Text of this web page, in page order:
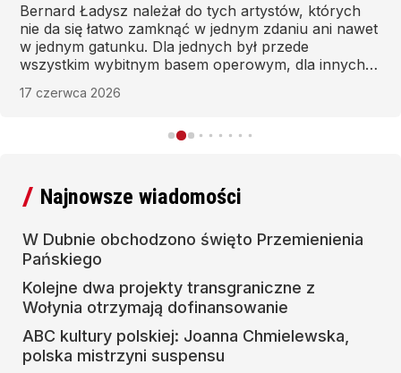
Bernard Ładysz należał do tych artystów, których
nie da się łatwo zamknąć w jednym zdaniu ani nawet
w jednym gatunku. Dla jednych był przede
wszystkim wybitnym basem operowym, dla innych
jeszcze dla innych świadkiem historii, który przeszedł
potrafił o nich mówić bez patosu, za to z
17 czerwca 2026
Najnowsze wiadomości
W Dubnie obchodzono święto Przemienienia
Pańskiego
Kolejne dwa projekty transgraniczne z
Wołynia otrzymają dofinansowanie
ABC kultury polskiej: Joanna Chmielewska,
polska mistrzyni suspensu